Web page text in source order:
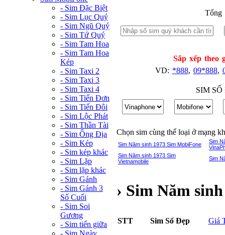
- Sim Đặc Biệt
- Sim Lục Quý
- Sim Ngũ Quý
- Sim Tứ Quý
- Sim Tam Hoa
- Sim Tam Hoa
Kép
- Sim Taxi 2
- Sim Taxi 3
- Sim Taxi 4
- Sim Tiến Đơn
- Sim Tiến Đôi
- Sim Lộc Phát
- Sim Thần Tài
- Sim Ông Địa
- Sim Kép
- Sim kép khác
- Sim Lặp
- Sim lặp khác
- Sim Gánh
- Sim Gánh 3
Số Cuối
- Sim Soi
Gương
- Sim tiến giữa
- Sim Ngày
Sắp xếp theo
VD: *888, 09*888,
SIM
Chọn sim cùng thể loại ở mạng
Sim Năm sinh 1973 Sim MobiFone
Sim
Sim Năm sinh 1973 Sim
Vietnamobile
Sim
› Sim Năm
STT Sim Số Đẹp Giá